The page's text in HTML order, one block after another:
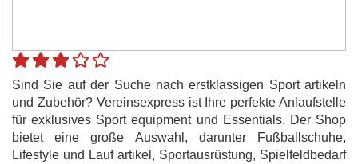
Sind Sie auf der Suche nach erstklassigen Sport artikeln
und Zubehör? Vereinsexpress ist Ihre perfekte Anlaufstelle
für exklusives Sport equipment und Essentials. Der Shop
bietet eine große Auswahl, darunter Fußballschuhe,
Lifestyle und Lauf artikel, Sportausrüstung, Spielfeldbedarf